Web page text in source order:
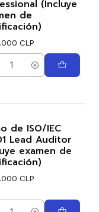
(Incluye
de
CLP
de ISO/IEC
Lead Auditor
examen de
CLP